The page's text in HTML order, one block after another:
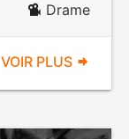
Drame
VOIR PLUS